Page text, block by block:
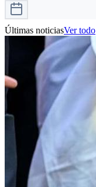
Últimas noticiasVer todo